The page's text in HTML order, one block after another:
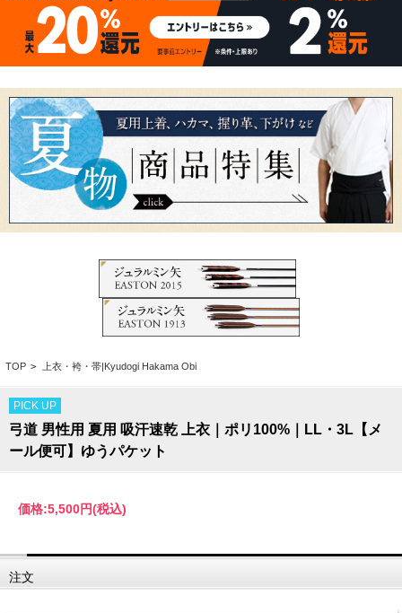
TOP > 上衣・袴・帯|Kyudogi Hakama Obi
PICK UP
弓道 男性用 夏用 吸汗速乾 上衣｜ポリ100%｜LL・3L【メ
ール便可】ゆうパケット
価格:5,500円(税込)
注文